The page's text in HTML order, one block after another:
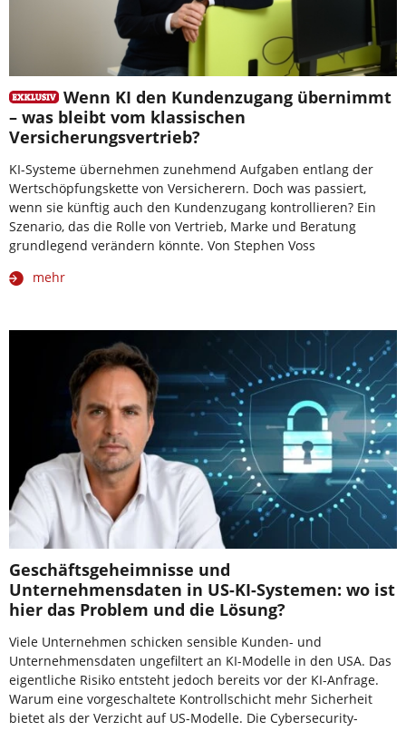
Wenn KI den Kundenzugang übernimmt
– was bleibt vom klassischen
Versicherungsvertrieb?
KI-Systeme übernehmen zunehmend Aufgaben entlang der
Wertschöpfungskette von Versicherern. Doch was passiert,
wenn sie künftig auch den Kundenzugang kontrollieren? Ein
Szenario, das die Rolle von Vertrieb, Marke und Beratung
grundlegend verändern könnte. Von Stephen Voss
mehr
Geschäftsgeheimnisse und
Unternehmensdaten in US-KI-Systemen: wo ist
hier das Problem und die Lösung?
Viele Unternehmen schicken sensible Kunden- und
Unternehmensdaten ungefiltert an KI-Modelle in den USA. Das
eigentliche Risiko entsteht jedoch bereits vor der KI-Anfrage.
Warum eine vorgeschaltete Kontrollschicht mehr Sicherheit
bietet als der Verzicht auf US-Modelle. Die Cybersecurity-